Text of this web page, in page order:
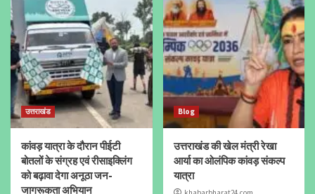
उत्तराखंड
कांवड़ यात्रा के दौरान पीईटी
बोतलों के संग्रह एवं रीसाइक्लिंग
को बढ़ावा देगा अनूठा जन-
जागरूकता अभियान
Blog
उत्तराखंड की खेल मंत्री रेखा
आर्या का ओलंपिक कांवड़ संकल्प
यात्रा